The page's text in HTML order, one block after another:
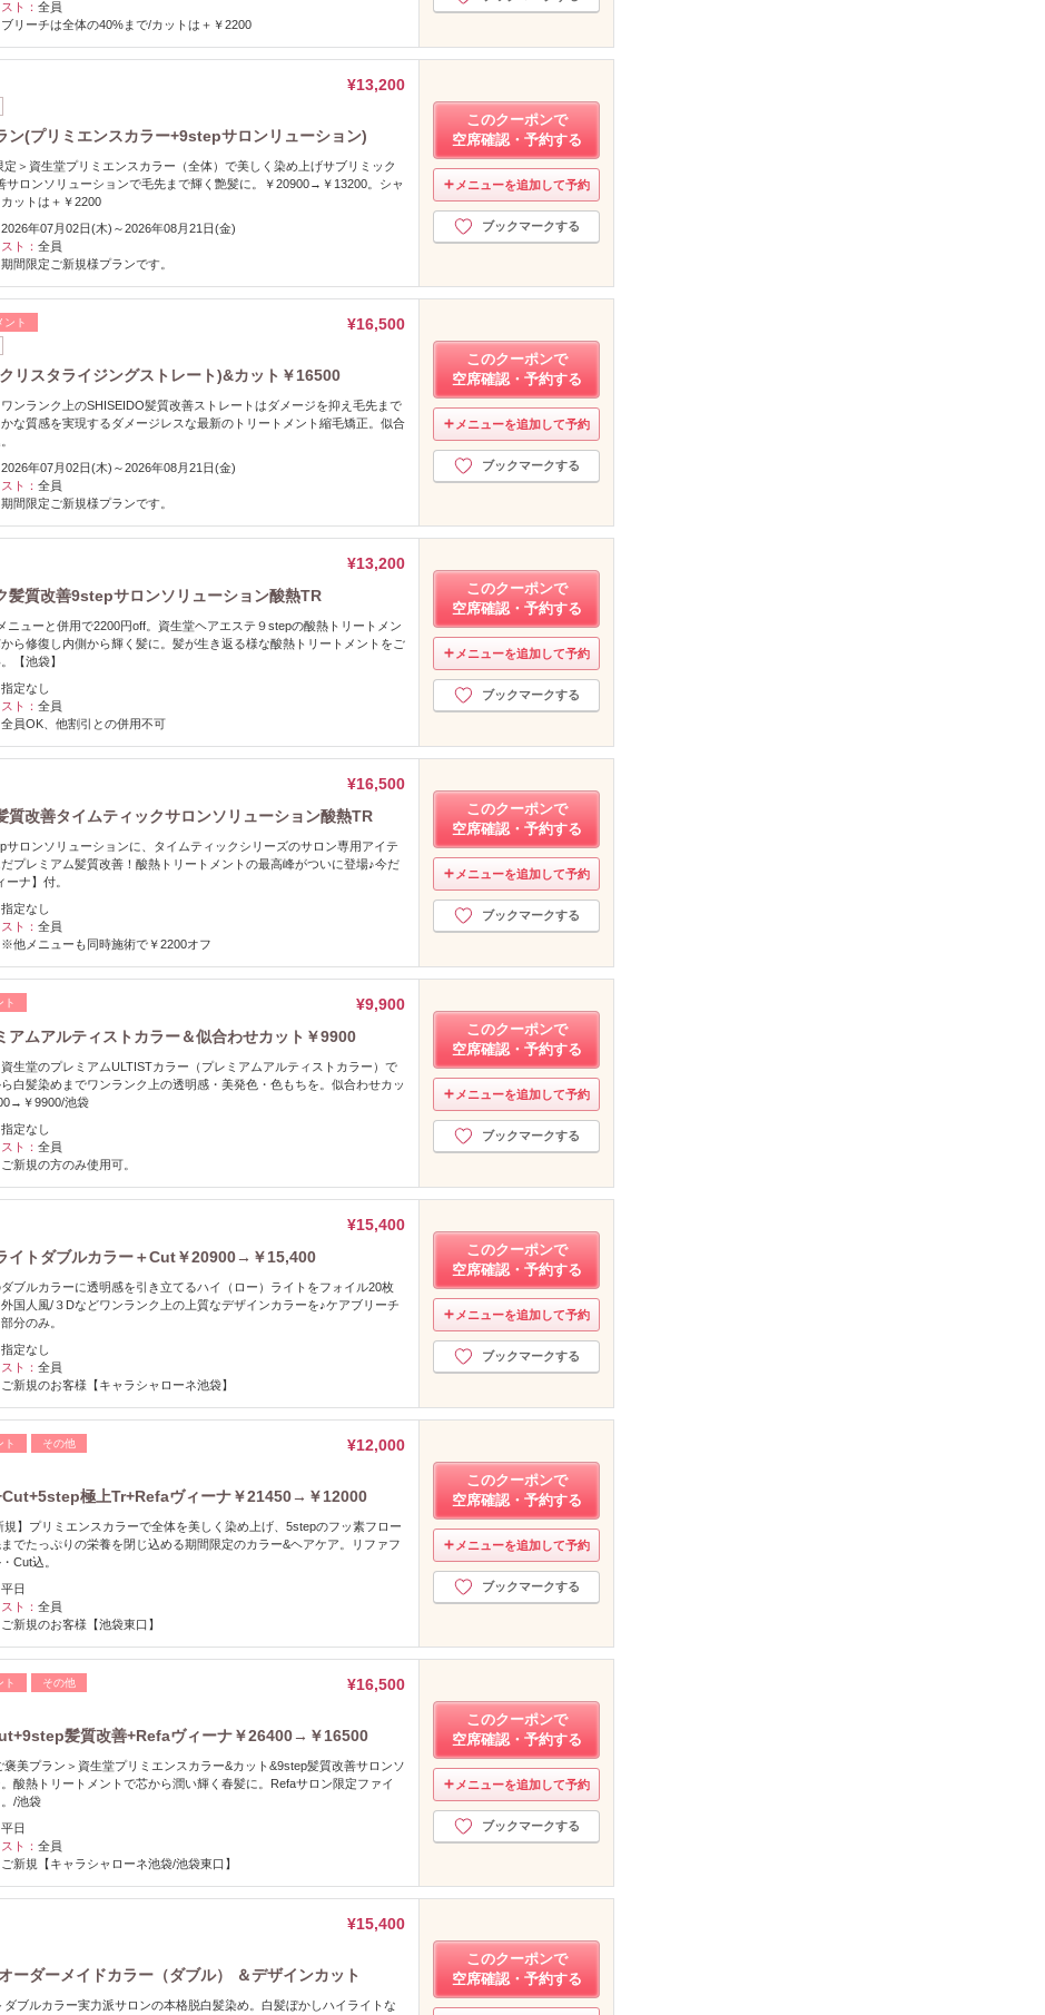
ト： 全員
ブリーチは全体の40%まで/カットは＋￥2200
¥13,200
ン(プリミエンスカラー+9stepサロンリューション)
定＞資生堂プリミエンスカラー（全体）で美しく染め上げサブリミック
サロンソリューションで毛先まで輝く艶髪に。￥20900→￥13200。シャ
ットは＋￥2200
2026年07月02日(木)～2026年08月21日(金)
ト： 全員
期間限定ご新規様プランです。
このクーポンで
空席確認・予約する
メニューを追加して予約
ブックマークする
ント ¥16,500
リスタライジングストレート)&カット￥16500
ンランク上のSHISEIDO髪質改善ストレートはダメージを抑え毛先まで
な質感を実現するダメージレスな最新のトリートメント縮毛矯正。似合
2026年07月02日(木)～2026年08月21日(金)
ト： 全員
期間限定ご新規様プランです。
このクーポンで
空席確認・予約する
メニューを追加して予約
ブックマークする
¥13,200
髪質改善9stepサロンソリューション酸熱TR
ニューと併用で2200円off。資生堂ヘアエステ９stepの酸熱トリートメン
から修復し内側から輝く髪に。髪が生き返る様な酸熱トリートメントをご
【池袋】
指定なし
ト： 全員
全員OK、他割引との併用不可
このクーポンで
空席確認・予約する
メニューを追加して予約
ブックマークする
¥16,500
質改善タイムティックサロンソリューション酸熱TR
サロンソリューションに、タイムティックシリーズのサロン専用アイテ
プレミアム髪質改善！酸熱トリートメントの最高峰がついに登場♪今だ
ナ】付。
指定なし
ト： 全員
※他メニューも同時施術で￥2200オフ
このクーポンで
空席確認・予約する
メニューを追加して予約
ブックマークする
ト
¥9,900
アムアルティストカラー＆似合わせカット￥9900
資生堂のプレミアムULTISTカラー（プレミアムアルティストカラー）で
白髪染めまでワンランク上の透明感・美発色・色もちを。似合わせカッ
￥9900/池袋
指定なし
ト： 全員
ご新規の方のみ使用可。
このクーポンで
空席確認・予約する
メニューを追加して予約
ブックマークする
¥15,400
イトダブルカラー＋Cut￥20900→￥15,400
ダブルカラーに透明感を引き立てるハイ（ロー）ライトをフォイル20枚
国人風/３Dなどワンランク上の上質なデザインカラーを♪ケアブリーチ
分のみ。
指定なし
ト： 全員
ご新規のお客様【キャラシャローネ池袋】
このクーポンで
空席確認・予約する
メニューを追加して予約
ブックマークする
ト その他 ¥12,000
極上Tr+Refaヴィーナ￥21450→￥12000
規】プリミエンスカラーで全体を美しく染め上げ、5stepのフッ素フロー
でたっぷりの栄養を閉じ込める期間限定のカラー&ヘアケア。リファフ
Cut込。
平日
ト： 全員
ご新規のお客様【池袋東口】
このクーポンで
空席確認・予約する
メニューを追加して予約
ブックマークする
ト その他 ¥16,500
髪質改善+Refaヴィーナ￥26400→￥16500
褒美プラン＞資生堂プリミエンスカラー&カット&9step髪質改善サロンソ
酸熱トリートメントで芯から潤い輝く春髪に。Refaサロン限定ファイ
/池袋
平日
ト： 全員
ご新規【キャラシャローネ池袋/池袋東口】
このクーポンで
空席確認・予約する
メニューを追加して予約
ブックマークする
¥15,400
ーダーメイドカラー（ダブル） ＆デザインカット
ダブルカラー実力派サロンの本格脱白髪染め。白髪ぼかしハイライトな
このクーポンで
空席確認・予約する